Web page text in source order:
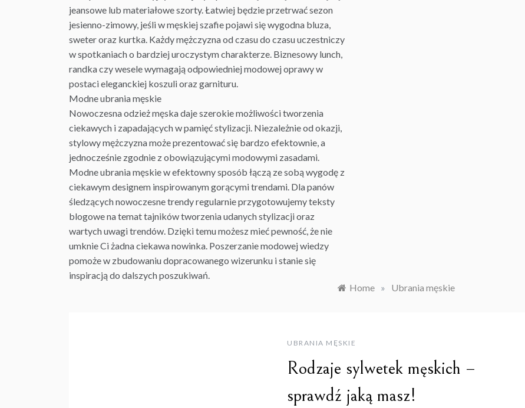
jeansowe lub materiałowe szorty. Łatwiej będzie przetrwać sezon
jesienno-zimowy, jeśli w męskiej szafie pojawi się wygodna bluza,
sweter oraz kurtka. Każdy mężczyzna od czasu do czasu uczestniczy
w spotkaniach o bardziej uroczystym charakterze. Biznesowy lunch,
randka czy wesele wymagają odpowiedniej modowej oprawy w
postaci eleganckiej koszuli oraz garnituru.
Modne ubraniamęskie
Nowoczesna odzież męska daje szerokie możliwości tworzenia
ciekawych i zapadających w pamięć stylizacji. Niezależnie od okazji,
stylowy mężczyzna może prezentować się bardzo efektownie, a
jednocześnie zgodnie z obowiązującymi modowymi zasadami.
Modne ubrania męskie w efektowny sposób łączą ze sobą wygodę z
ciekawym designem inspirowanym gorącymi trendami. Dla panów
śledzących nowoczesnetrendyregularnie przygotowujemy teksty
blogowe na temat tajników tworzenia udanych stylizacji oraz
wartych uwagi trendów. Dzięki temu możesz mieć pewność, że nie
umknie Ci żadna ciekawa nowinka. Poszerzanie modowej wiedzy
pomoże w zbudowaniu dopracowanego wizerunku i stanie się
inspiracją do dalszych poszukiwań.
Home
» Ubrania męskie
UBRANIA MĘSKIE
Rodzaje sylwetek męskich –
sprawdź jaką masz!